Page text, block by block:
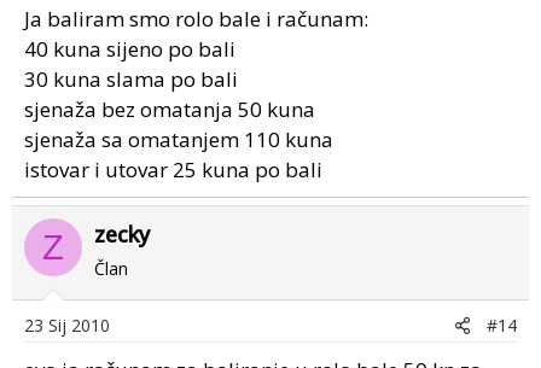
Ja baliram smo rolo bale i računam:
40 kuna sijeno po bali
30 kuna slama po bali
sjenaža bez omatanja 50 kuna
sjenaža sa omatanjem 110 kuna
istovar i utovar 25 kuna po bali
Z zecky
Član
23 Sij 2010 #14